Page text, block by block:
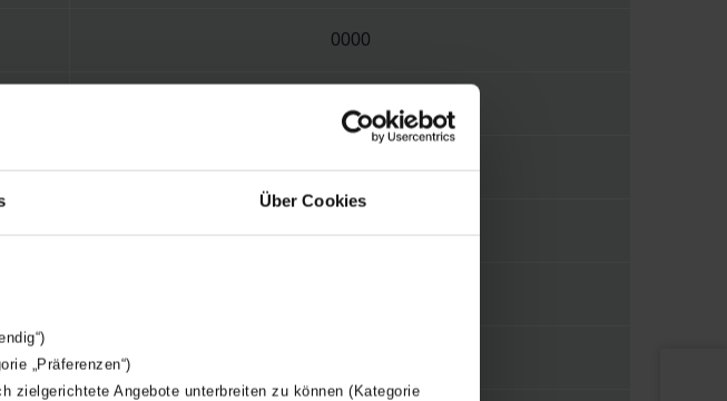
Über Cookies
„Präferenzen“)
zielgerichtete Angebote unterbreiten zu können (Kategorie
0000
S038
1/2"